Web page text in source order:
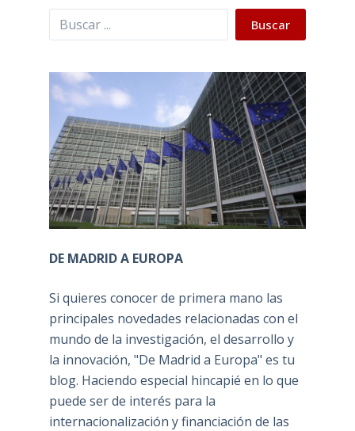
Buscar Buscar
DE MADRID A EUROPA
Si quieres conocer de primera mano las
principales novedades relacionadas con el
mundo de la investigación, el desarrollo y
la innovación, "De Madrid a Europa" es tu
blog. Haciendo especial hincapié en lo que
puede ser de interés para la
internacionalización y financiación de las